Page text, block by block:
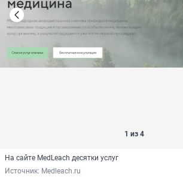
1 из 4
На сайте MedLeach десятки услуг
Источник: Medleach.ru